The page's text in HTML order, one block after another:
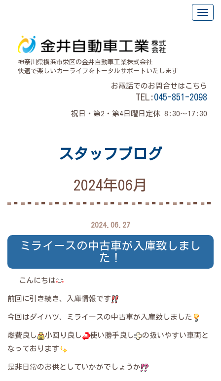
神奈川県横浜市栄区の金井自動車工業株式会社
快適で楽しいカーライフをトータルサポートいたします
お電話でのお問合せはこちら
TEL: 045-851-2098
祝日・第2・第4日曜日定休 8:30～17:30
スタッフブログ
2024年06月
2024.06.27
ミライースの中古車が入庫致しまし
た！
こんにちは
前回に引き続き、入庫情報です
今回はダイハツ、ミライースの中古車が入庫致しました
燃費良し 小回り良し 使い勝手良し
の扱いやすい車両と
なっております
是非日常のお供としていかがでしょうか